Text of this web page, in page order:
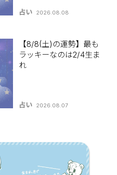
占い 2026.08.08
【8/8(土)の運勢】最も
ラッキーなのは2/4生ま
れ
占い 2026.08.07